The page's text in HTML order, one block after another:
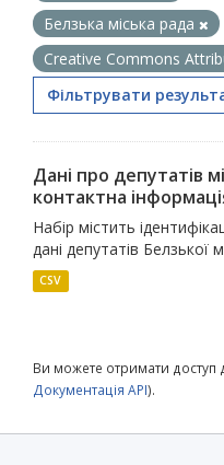
Белзька міська рада
Creative Commons
Фільтрувати
Дані про депутатів
контактна
Набір містить
дані депутатів Белзької
CSV
Ви можете отримати доступ
Документація API).